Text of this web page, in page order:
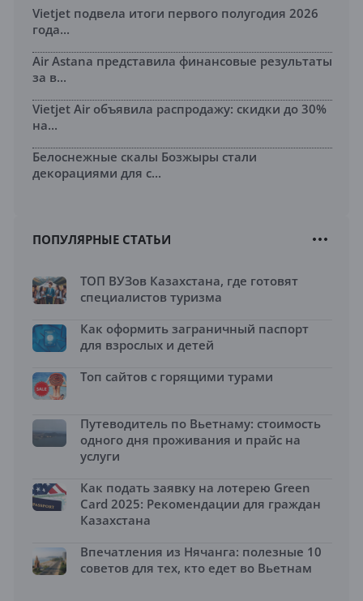
Vietjet подвела итоги первого полугодия 2026
года...
Air Astana представила финансовые результаты
за в...
Vietjet Air объявила распродажу: скидки до 30%
на...
Белоснежные скалы Бозжыры стали
декорациями для с...
ПОПУЛЯРНЫЕ СТАТЬИ
ТОП ВУЗов Казахстана, где готовят
специалистов туризма
Как оформить заграничный паспорт
для взрослых и детей
Топ сайтов с горящими турами
Путеводитель по Вьетнаму: стоимость
одного дня проживания и прайс на
услуги
Как подать заявку на лотерею Green
Card 2025: Рекомендации для граждан
Казахстана
Впечатления из Нячанга: полезные 10
советов для тех, кто едет во Вьетнам